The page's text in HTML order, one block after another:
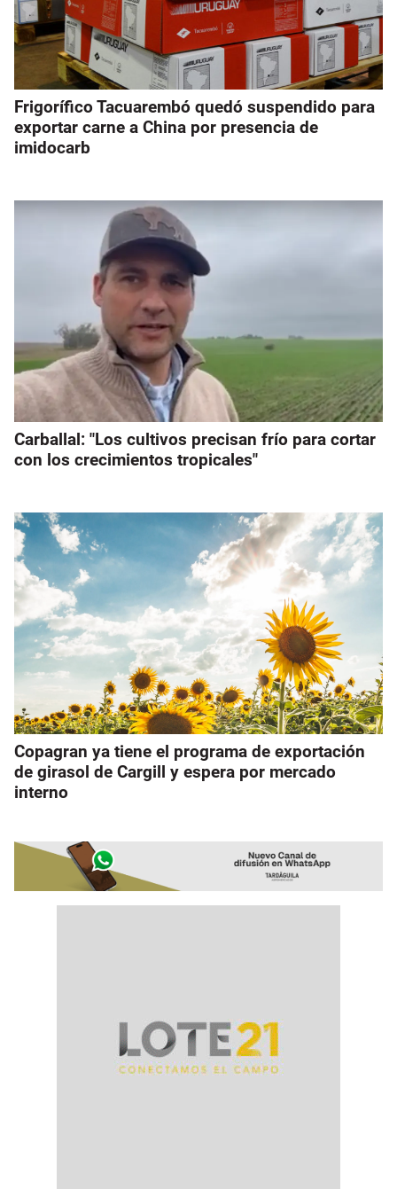
Frigorífico Tacuarembó quedó suspendido para
exportar carne a China por presencia de
imidocarb
Carballal: "Los cultivos precisan frío para cortar
con los crecimientos tropicales"
Copagran ya tiene el programa de exportación
de girasol de Cargill y espera por mercado
interno